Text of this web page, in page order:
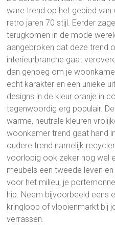
ware trend op het gebied
retro jaren 70 stijl. Eerder
terugkomen in de mode
aangebroken dat deze trend
interieurbranche gaat
dan genoeg om je
echt karakter en een unieke
designs in de kleur oranje in
tegenwoordig erg populair.
warme, neutrale kleuren
woonkamer trend gaat hand
oudere trend namelijk
voorlopig ook zeker nog wel
meubels een tweede leven
voor het milieu, je
hip. Neem bijvoorbeeld eens
kringloop of vlooienmarkt bij
verrassen.